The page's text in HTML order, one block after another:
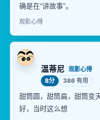
确是在“讲故事”。
观影心得
温蒂尼 观影心得
8分
386 有用
甜筒圆，甜筒扁，甜筒变
好，当时这么想